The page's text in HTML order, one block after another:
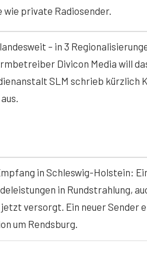
private Radiosender.
– in 3
Divicon Media will
SLM schrieb kürzlich
in Schleswig-Holstein:
in Rundstrahlung,
versorgt. Ein neuer Sender
um Rendsburg.